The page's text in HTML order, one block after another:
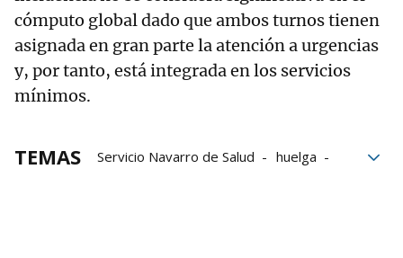
cómputo global dado que ambos turnos tienen
asignada en gran parte la atención a urgencias
y, por tanto, está integrada en los servicios
mínimos.
TEMAS Servicio Navarro de Salud
huelga